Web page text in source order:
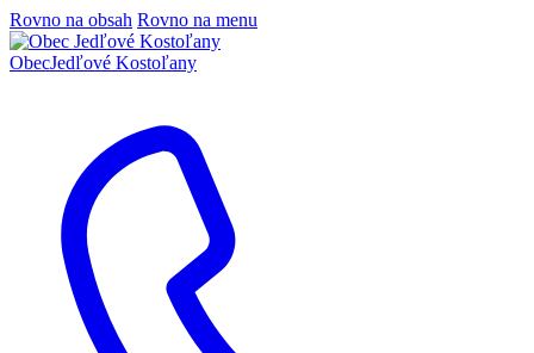
Rovno na obsah Rovno na menu
ObecJedľové Kostoľany